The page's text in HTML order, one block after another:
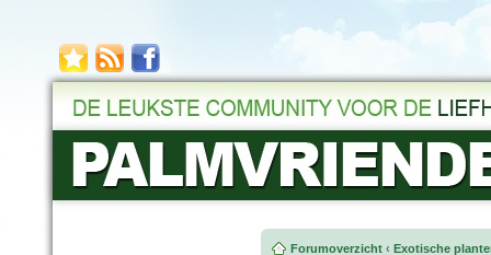
Forumoverzicht ‹ Exotische